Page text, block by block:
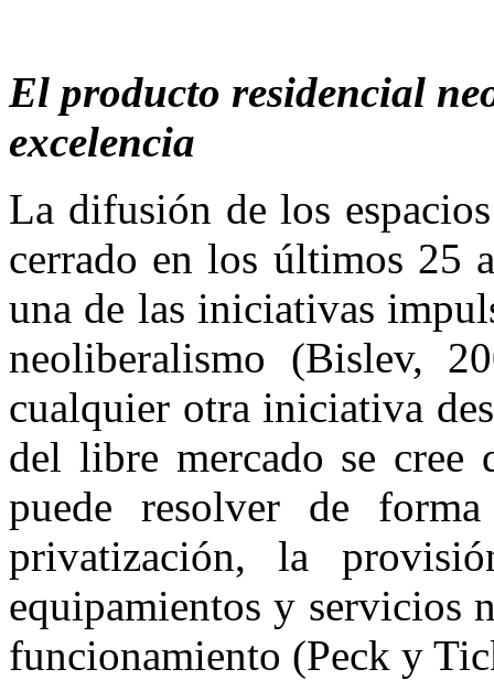
El producto residencial
excelencia
La difusión de los
cerrado en los últimos 25
una de las iniciativas
neoliberalismo (Bislev,
cualquier otra iniciativa
del libre mercado se cree
puede resolver de
privatización, la
equipamientos y servicios
funcionamiento (Peck y